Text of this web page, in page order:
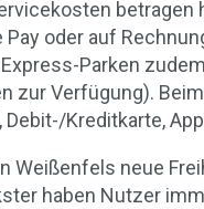
betragen
oder auf
Parken
zur Verfügung).
Kreditkarte,
Weißenfels neue
haben Nutzer